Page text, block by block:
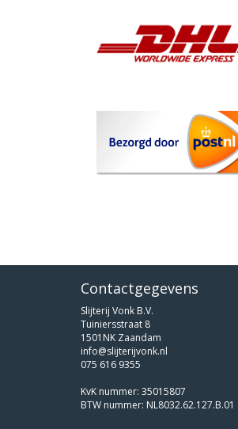
Contactgegevens
Slijterij Vonk B.V.
Tuiniersstraat 8
1501NK Zaandam
info@slijterijvonk.nl
075 616 9355
KvK nummer: 35015807
BTW nummer: NL8032.62.127.B.01